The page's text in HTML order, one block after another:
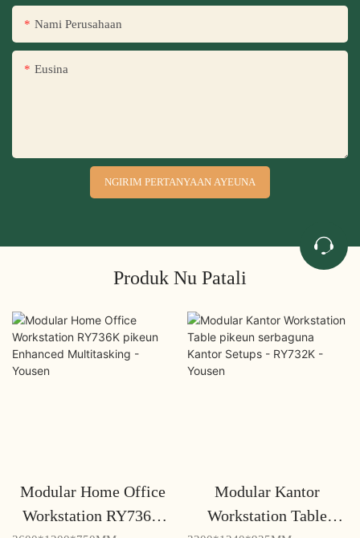
Nami Perusahaan
Eusina
NGIRIM PERTANYAAN AYEUNA
Produk Nu Patali
Modular Home Office
Workstation RY736K
Modular Kantor
Workstation Table